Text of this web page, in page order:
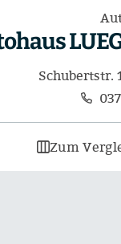
Schubertstr.
Zum